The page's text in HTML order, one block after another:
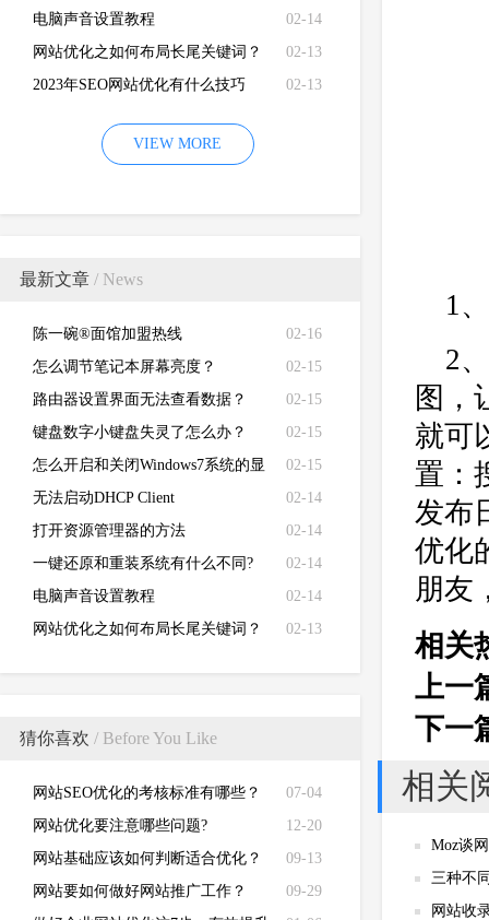
02-14
电脑声音设置教程
02-13
网站优化之如何布局长尾关键词？
02-13
2023年SEO网站优化有什么技巧
VIEW MORE
最新文章 / News
02-16
陈一碗®面馆加盟热线
02-15
怎么调节笔记本屏幕亮度？
02-15
路由器设置界面无法查看数据？
02-15
键盘数字小键盘失灵了怎么办？
02-15
怎么开启和关闭Windows7系统的显
卡硬件加速功能
02-14
无法启动DHCP Client
02-14
打开资源管理器的方法
02-14
一键还原和重装系统有什么不同?
02-14
电脑声音设置教程
02-13
网站优化之如何布局长尾关键词？
猜你喜欢 / Before You Like
07-04
网站SEO优化的考核标准有哪些？
12-20
网站优化要注意哪些问题?
09-13
网站基础应该如何判断适合优化？
09-29
网站要如何做好网站推广工作？
1
2
图，
就可
置：
发布
优化
朋友
相关
上一
下一
相关
Moz谈
三种不
网站收